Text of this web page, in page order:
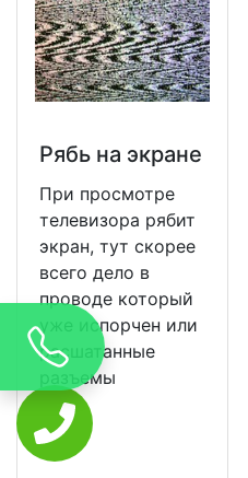
Рябь на экране
При просмотре
телевизора рябит
экран, тут скорее
всего дело в
проводе который
уже испорчен или
расшатанные
разъемы